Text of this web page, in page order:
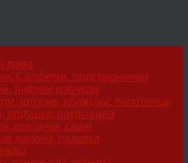
дома
Салфетки, подстаканники
пуфики крючком
шторки, абажуры, полотенца
подушки, покрывала
корзинки, саше
мелочи, поделки